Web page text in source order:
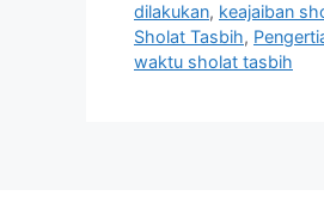
dilakukan, keajaiban
Sholat Tasbih,
waktu sholat tasbih